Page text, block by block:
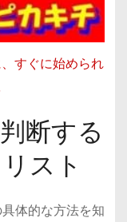
すぐに始められ
断する
スト
体的な方法を知